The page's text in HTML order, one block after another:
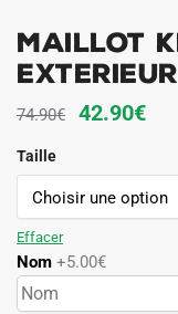
Maillot
74.90€
Le
initial
était :
42.90€Le
est :
Taille
Effacer
Nom +5.00€